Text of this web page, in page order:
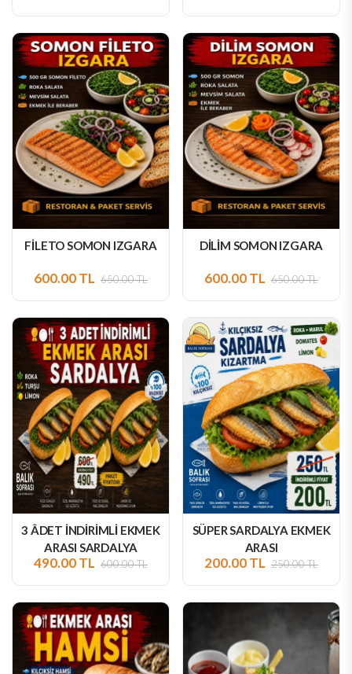
FİLETO SOMON IZGARA
600.00 TL
DİLİM SOMON IZGARA
600.00 TL
3 ÂDET İNDİRİMLİ EKMEK
ARASI SARDALYA
490.00 TL
SÜPER SARDALYA EKMEK
ARASI
200.00 TL